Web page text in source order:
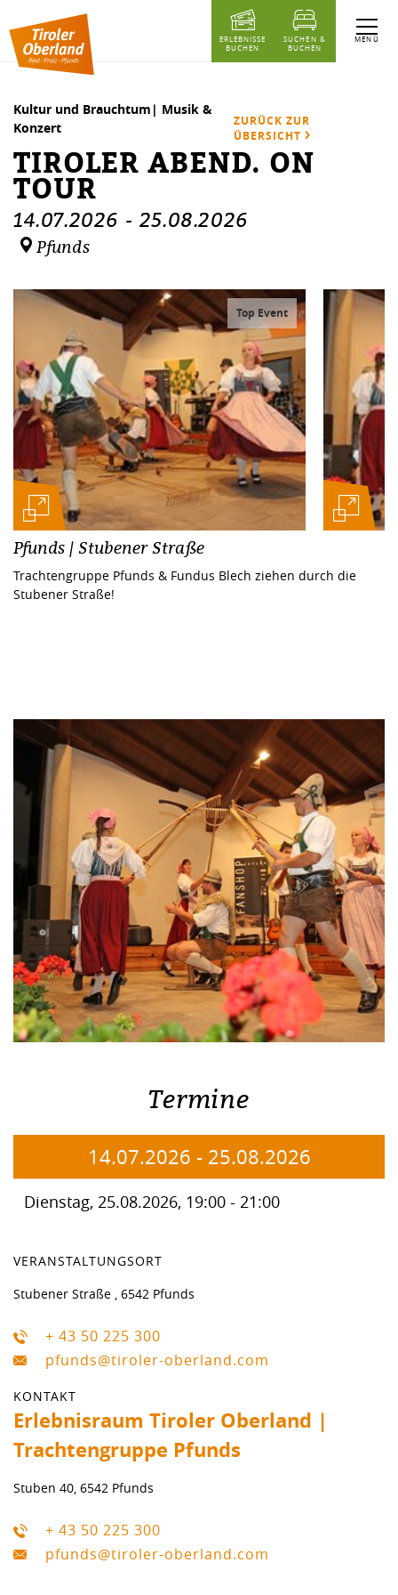
Tiroler Abend. on Tour
Ähnliche Events
MENÜ
SUCHEN &
BUCHEN
ERLEBNISSE
BUCHEN
Kultur und Brauchtum| Musik &
Konzert
ZURÜCK ZUR
ÜBERSICHT
TIROLER ABEND. ON
TOUR
14.07.2026 - 25.08.2026
Pfunds
Top Event
Pfunds | Stubener Straße
Trachtengruppe Pfunds & Fundus Blech ziehen durch die
Stubener Straße!
Termine
14.07.2026 - 25.08.2026
Dienstag, 25.08.2026, 19:00 - 21:00
VERANSTALTUNGSORT
Stubener Straße , 6542 Pfunds
+ 43 50 225 300
pfunds@tiroler-oberland.com
KONTAKT
Erlebnisraum Tiroler Oberland |
Trachtengruppe Pfunds
Stuben 40, 6542 Pfunds
+ 43 50 225 300
pfunds@tiroler-oberland.com